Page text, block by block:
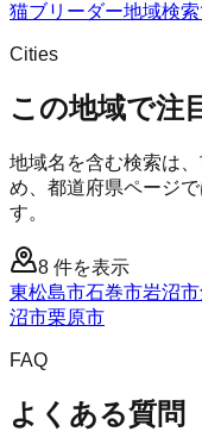
猫ブリーダー地域検
Cities
この地域で注
地域名を含む検索は
め、都道府県ページ
す。
8 件を表示
東松島市石巻市岩沼市
沼市栗原市
FAQ
よくある質問